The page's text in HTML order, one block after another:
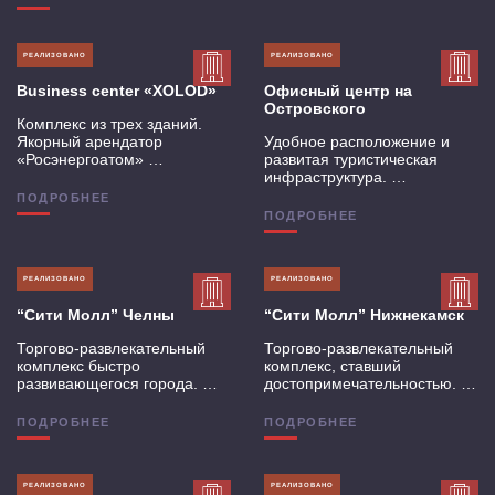
РЕАЛИЗОВАНО
Business center «XOLOD»
Комплекс из трех зданий.
Якорный арендатор
«Росэнергоатом» …
ПОДРОБНЕЕ
РЕАЛИЗОВАНО
Офисный центр на
Островского
Удобное расположение и
развитая туристическая
инфраструктура. …
ПОДРОБНЕЕ
РЕАЛИЗОВАНО
“Сити Молл” Челны
Торгово-развлекательный
комплекс быстро
развивающегося города. …
ПОДРОБНЕЕ
РЕАЛИЗОВАНО
“Сити Молл” Нижнекамск
Торгово-развлекательный
комплекс, ставший
достопримечательностью. …
ПОДРОБНЕЕ
РЕАЛИЗОВАНО РЕАЛИЗОВАНО